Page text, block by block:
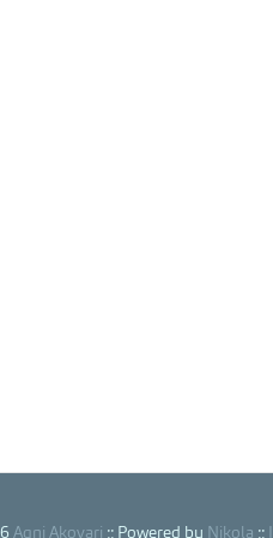
Agni Akovari :: Powered by Nikola ::